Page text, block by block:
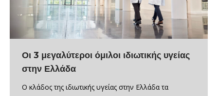
Οι 3 μεγαλύτεροι όμιλοι ιδιωτικής υγείας
στην Ελλάδα
Ο κλάδος της ιδιωτικής υγείας στην Ελλάδα τα